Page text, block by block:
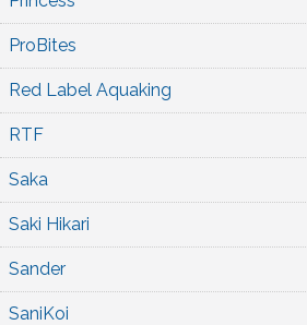
ProBites
Red Label Aquaking
RTF
Saka
Saki Hikari
Sander
SaniKoi